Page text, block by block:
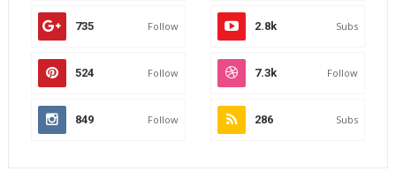
735 Follow 2.8k Subs
524 Follow 7.3k Follow
849 Follow 286 Subs